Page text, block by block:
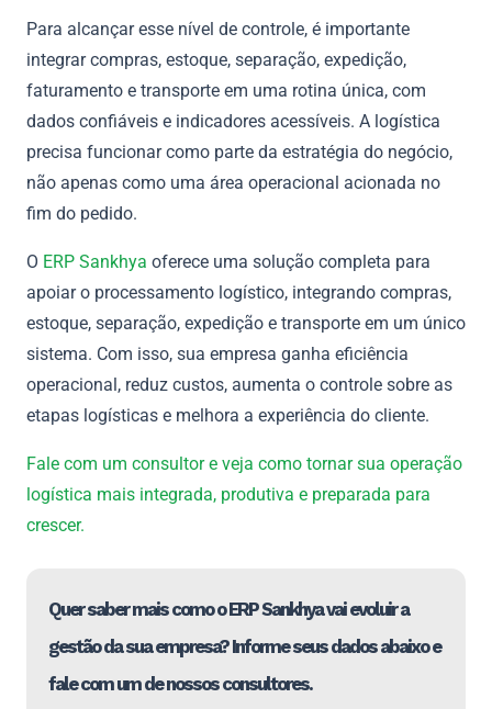
Para alcançar esse nível de controle, é importante
integrar compras, estoque, separação, expedição,
faturamento e transporte em uma rotina única, com
dados confiáveis e indicadores acessíveis. A logística
precisa funcionar como parte da estratégia do negócio,
não apenas como uma área operacional acionada no
fim do pedido.
O ERP Sankhya oferece uma solução completa para
apoiar o processamento logístico, integrando compras,
estoque, separação, expedição e transporte em um único
sistema. Com isso, sua empresa ganha eficiência
operacional, reduz custos, aumenta o controle sobre as
etapas logísticas e melhora a experiência do cliente.
Fale com um consultor e veja como tornar sua operação
logística mais integrada, produtiva e preparada para
crescer.
Quer saber mais como o ERP Sankhya vai evoluir a
gestão da sua empresa? Informe seus dados abaixo e
fale com um de nossos consultores.